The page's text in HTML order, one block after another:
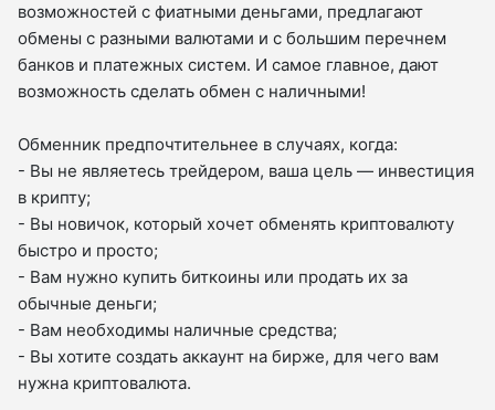
возможностей с фиатными деньгами, предлагают
обмены с разными валютами и с большим перечнем
банков и платежных систем. И самое главное, дают
возможность сделать обмен с наличными!
Обменник предпочтительнее в случаях, когда:
- Вы не являетесь трейдером, ваша цель — инвестиция
в крипту;
- Вы новичок, который хочет обменять криптовалюту
быстро и просто;
- Вам нужно купить биткоины или продать их за
обычные деньги;
- Вам необходимы наличные средства;
- Вы хотите создать аккаунт на бирже, для чего вам
нужна криптовалюта.